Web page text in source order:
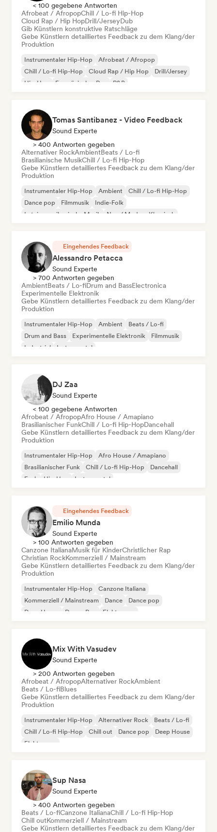
< 100 gegebene Antworten
Afrobeat / AfropopChill / Lo-fi Hip-Hop
Cloud Rap / Hip HopDrill/JerseyDub
Gib Künstlern konstruktive Ratschläge
Gebe Künstlern detailliertes Feedback zu dem Klang/der
Produktion
Instrumentaler Hip-Hop
Afrobeat / Afropop
Chill / Lo-fi Hip-Hop
Cloud Rap / Hip Hop
Drill/Jersey
Hip-Hop
Französischer Rap R&B
Tomas Santibanez - Video Feedback
Sound Experte
> 400 Antworten gegeben
Alternativer RockAmbientBeats / Lo-fi
Brasilianische MusikChill / Lo-fi Hip-Hop
Gebe Künstlern detailliertes Feedback zu dem Klang/der
Produktion
Instrumentaler Hip-Hop Ambient
Chill / Lo-fi Hip-Hop
Dance pop
Filmmusik
Indie-Folk
Lateinamerikanische Musik
Neo / Modern Klassisch
Eingehendes Feedback
Alessandro Petacca
Sound Experte
> 700 Antworten gegeben
AmbientBeats / Lo-fiDrum and BassElectronica
Experimentelle Elektronik
Gebe Künstlern detailliertes Feedback zu dem Klang/der
Produktion
Instrumentaler Hip-Hop Ambient
Beats / Lo-fi
Drum and Bass
Experimentelle Elektronik
Filmmusik
Industrial
Instrumental
DJ Zaa
Sound Experte
< 100 gegebene Antworten
Afrobeat / AfropopAfro House / Amapiano
Brasilianischer FunkChill / Lo-fi Hip-HopDancehall
Gebe Künstlern detailliertes Feedback zu dem Klang/der
Produktion
Instrumentaler Hip-Hop
Afro House / Amapiano
Brasilianischer Funk
Chill / Lo-fi Hip-Hop
Dancehall
Funk
Hip-Hop Instrumental
Eingehendes Feedback
Emilio Munda
Sound Experte
> 100 Antworten gegeben
Canzone ItalianaMusik für KinderChristlicher Rap
Christian RockKommerziell / Mainstream
Gebe Künstlern detailliertes Feedback zu dem Klang/der
Produktion
Instrumentaler Hip-Hop
Canzone Italiana
Kommerziell / Mainstream
Dance
Dance pop
Deep House
Dream Pop Elektropop
Mix With Vasudev
Sound Experte
> 200 Antworten gegeben
Afrobeat / AfropopAlternativer RockAmbient
Beats / Lo-fiBlues
Gebe Künstlern detailliertes Feedback zu dem Klang/der
Produktion
Instrumentaler Hip-Hop Alternativer Rock
Beats / Lo-fi
Chill / Lo-fi Hip-Hop
Chill out Dance pop
Deep House
Elektropop
Sup Nasa
Sound Experte
> 400 Antworten gegeben
Beats / Lo-fiCanzone ItalianaChill / Lo-fi Hip-Hop
Chill outKommerziell / Mainstream
Gebe Künstlern detailliertes Feedback zu dem Klang/der